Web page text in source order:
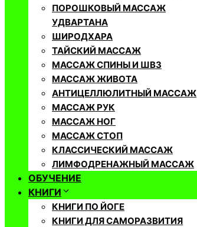
ПОРОШКОВЫЙ МАССАЖ
УДВАРТАНА
ШИРОДХАРА
ТАЙСКИЙ МАССАЖ
МАССАЖ СПИНЫ И ШВЗ
МАССАЖ ЖИВОТА
АНТИЦЕЛЛЮЛИТНЫЙ МАССАЖ
МАССАЖ РУК
МАССАЖ НОГ
МАССАЖ СТОП
КЛАССИЧЕСКИЙ МАССАЖ
ЛИМФОДРЕНАЖНЫЙ МАССАЖ
ОБУЧЕНИЕ
КНИГИ
КНИГИ ПО ЙОГЕ
КНИГИ ДЛЯ САМОРАЗВИТИЯ